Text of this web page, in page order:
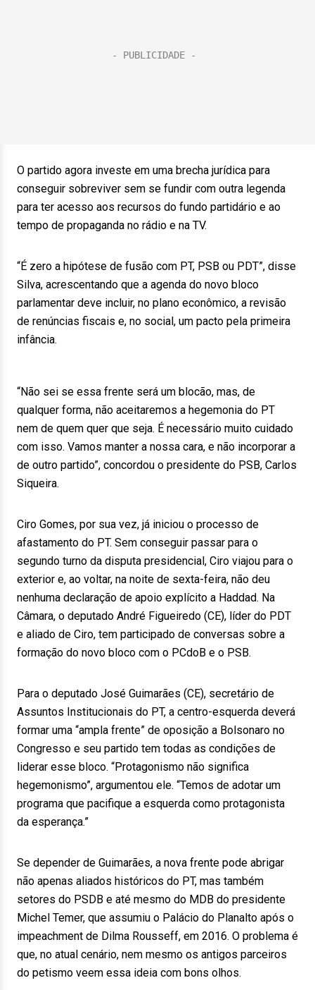
O partido agora investe em uma brecha jurídica para
conseguir sobreviver sem se fundir com outra legenda
para ter acesso aos recursos do fundo partidário e ao
tempo de propaganda no rádio e na TV.
“É zero a hipótese de fusão com PT, PSB ou PDT”, disse
Silva, acrescentando que a agenda do novo bloco
parlamentar deve incluir, no plano econômico, a revisão
de renúncias fiscais e, no social, um pacto pela primeira
infância.
“Não sei se essa frente será um blocão, mas, de
qualquer forma, não aceitaremos a hegemonia do PT
nem de quem quer que seja. É necessário muito cuidado
com isso. Vamos manter a nossa cara, e não incorporar a
de outro partido”, concordou o presidente do PSB, Carlos
Siqueira.
Ciro Gomes, por sua vez, já iniciou o processo de
afastamento do PT. Sem conseguir passar para o
segundo turno da disputa presidencial, Ciro viajou para o
exterior e, ao voltar, na noite de sexta-feira, não deu
nenhuma declaração de apoio explícito a Haddad. Na
Câmara, o deputado André Figueiredo (CE), líder do PDT
e aliado de Ciro, tem participado de conversas sobre a
formação do novo bloco com o PCdoB e o PSB.
Para o deputado José Guimarães (CE), secretário de
Assuntos Institucionais do PT, a centro-esquerda deverá
formar uma “ampla frente” de oposição a Bolsonaro no
Congresso e seu partido tem todas as condições de
liderar esse bloco. “Protagonismo não significa
hegemonismo”, argumentou ele. “Temos de adotar um
programa que pacifique a esquerda como protagonista
da esperança.”
Se depender de Guimarães, a nova frente pode abrigar
não apenas aliados históricos do PT, mas também
setores do PSDB e até mesmo do MDB do presidente
Michel Temer, que assumiu o Palácio do Planalto após o
impeachment de Dilma Rousseff, em 2016. O problema é
que, no atual cenário, nem mesmo os antigos parceiros
do petismo veem essa ideia com bons olhos.